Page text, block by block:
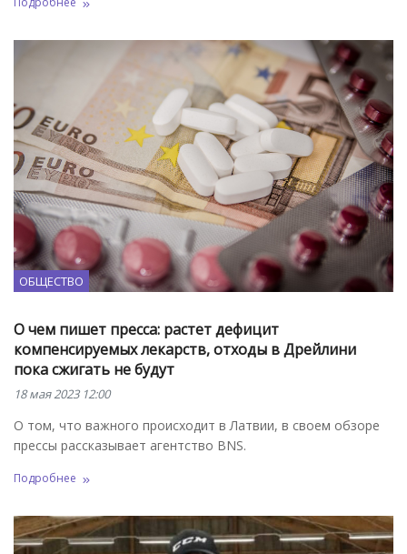
ОБЩЕСТВО
О чем пишет пресса: растет дефицит
компенсируемых лекарств, отходы в Дрейлини
пока сжигать не будут
18 мая 2023 12:00
О том, что важного происходит в Латвии, в своем обзоре
прессы рассказывает агентство BNS.
Подробнее